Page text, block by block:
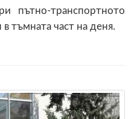
пътно-транспортното
тъмната част на деня.